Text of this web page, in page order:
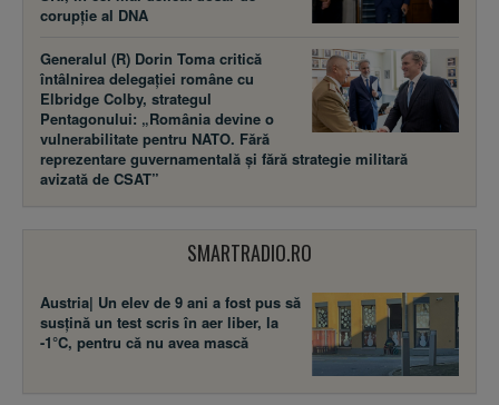
corupție al DNA
Generalul (R) Dorin Toma critică
întâlnirea delegației române cu
Elbridge Colby, strategul
Pentagonului: „România devine o
vulnerabilitate pentru NATO. Fără
reprezentare guvernamentală și fără strategie militară
avizată de CSAT”
SMARTRADIO.RO
Austria| Un elev de 9 ani a fost pus să
susţină un test scris în aer liber, la
-1°C, pentru că nu avea mască